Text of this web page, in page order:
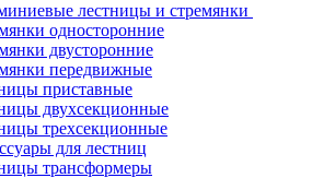
лестницы и стремянки
односторонние
двусторонние
передвижные
приставные
двухсекционные
трехсекционные
для лестниц
трансформеры